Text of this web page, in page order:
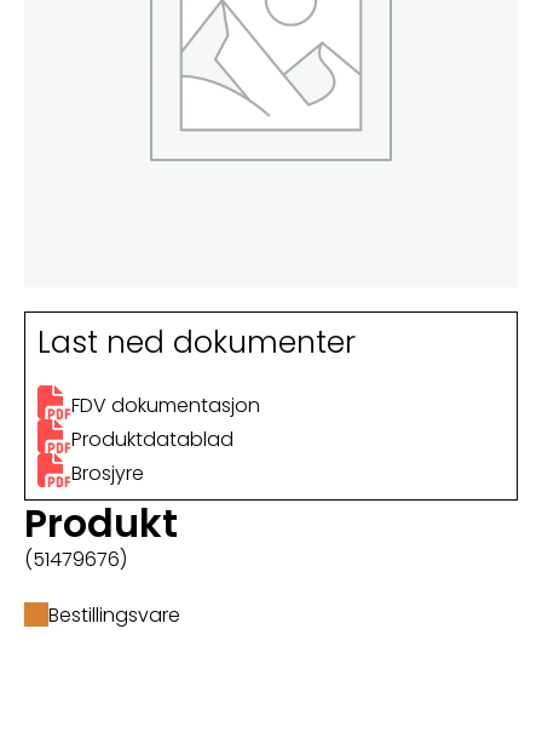
Last ned dokumenter
FDV dokumentasjon
Produktdatablad
Brosjyre
Produkt
(51479676)
Bestillingsvare